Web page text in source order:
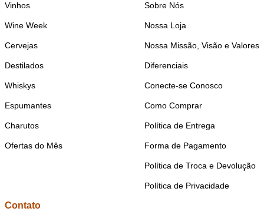
Vinhos
Wine Week
Cervejas
Destilados
Whiskys
Espumantes
Charutos
Ofertas do Mês
Sobre Nós
Nossa Loja
Nossa Missão, Visão e Valores
Diferenciais
Conecte-se Conosco
Como Comprar
Política de Entrega
Forma de Pagamento
Política de Troca e Devolução
Política de Privacidade
Contato